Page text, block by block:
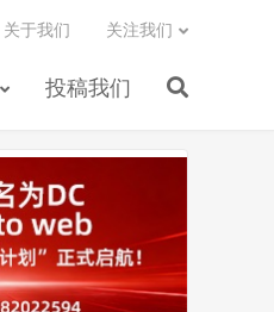
投稿我们
关于我们 关注我们